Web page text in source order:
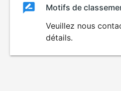
ClassementClassement
Motifs de
Veuillez nous
détails.